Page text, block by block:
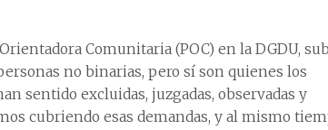
Comunitaria (POC) en la DGDU,
no binarias, pero sí son quienes los
sentido excluidas, juzgadas, observadas y
cubriendo esas demandas, y al mismo